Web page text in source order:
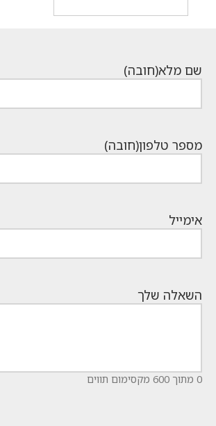
היה:
שם מלא(חובה)
מספר טלפון(חובה)
אימייל
השאלה שלך
0 מתוך 600 מקסימום תווים